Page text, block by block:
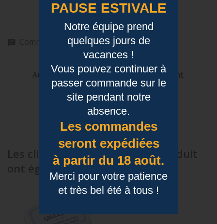
Commentaires (0)
Aucun avis n'a été publié pour le moment.
Les clients qui ont acheté ce produit
ont également acheté...
PAUSE ESTIVALE
Notre équipe prend
quelques jours de
vacances !
Vous pouvez continuer à
passer commande sur le
site pendant notre
absence.
Les commandes
seront expédiées
à partir du 18 août.
Merci pour votre patience
et très bel été à tous !